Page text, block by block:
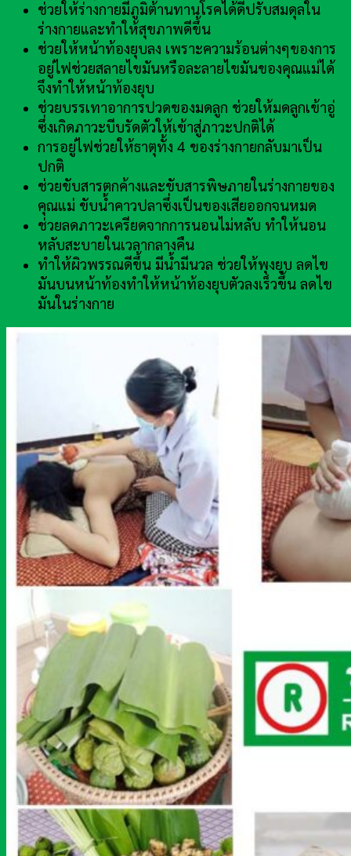
ช่วยให้ร่างกายมีภูมิต้านทานโรคได้ดีปรับสมดุลใน
ร่างกายและทำให้สุขภาพดีขึ้น
ช่วยให้หน้าท้องยุบลง เพราะความร้อนต่างๆของการ
อยู่ไฟช่วยสลายไขมันหรือละลายไขมันของคุณแม่ได้
จึงทำให้หน้าท้องยุบ
ช่วยบรรเทาอาการปวดของมดลูก ช่วยให้มดลูกเข้าอู่
ซึ่งเกิดภาวะบีบรัดตัวให้เข้าสู่ภาวะปกติได้
การอยู่ไฟช่วยให้ธาตุทั้ง 4 ของร่างกายกลับมาเป็น
ปกติ
ช่วยขับสารตกค้างและขับสารพิษภายในร่างกายของ
คุณแม่ ขับน้ำคาวปลาซึ่งเป็นของเสียออกจนหมด
ช่วยลดภาวะเครียดจากการนอนไม่หลับ ทำให้นอน
หลับสะบายในเวลากลางคืน
ทำให้ผิวพรรณดีขึ้น มีน้ำมีนวล ช่วยให้พุงยุบ ลดไข
มันบนหน้าท้องทำให้หน้าท้องยุบตัวลงเร็วขึ้น ลดไข
มันในร่างกาย